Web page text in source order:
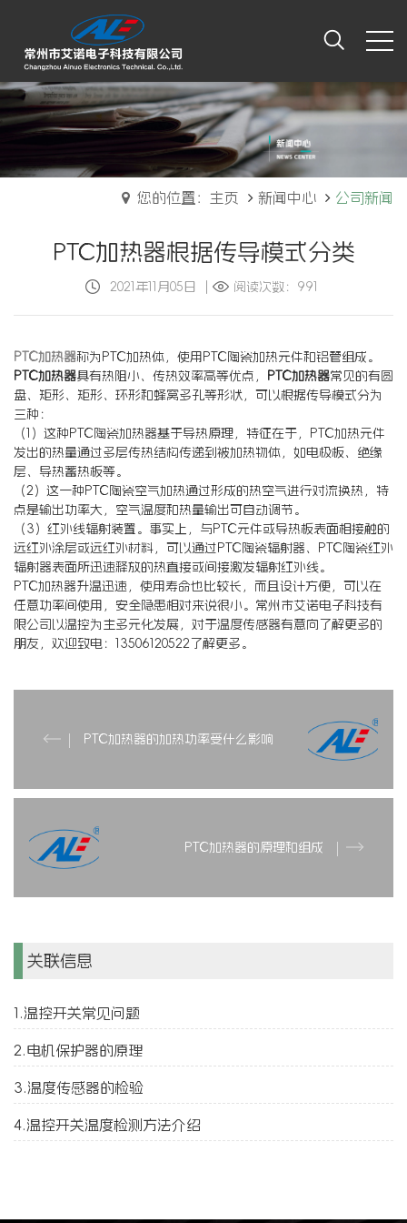
您的位置：主页 新闻中心 公司新闻
PTC加热器根据传导模式分类
2021年11月05日 阅读次数：991
PTC加热器称为PTC加热体，使用PTC陶瓷加热元件和铝管组成。
PTC加热器具有热阻小、传热效率高等优点， PTC加热器常见的有圆
盘、矩形、矩形、环形和蜂窝多孔等形状，可以根据传导模式分为
三种：
（1）这种PTC陶瓷加热器基于导热原理，特征在于，PTC加热元件
发出的热量通过多层传热结构传递到被加热物体，如电极板、绝缘
层、导热蓄热板等。
（2）这一种PTC陶瓷空气加热通过形成的热空气进行对流换热，特
点是输出功率大，空气温度和热量输出可自动调节。
（3）红外线辐射装置。事实上，与PTC元件或导热板表面相接触的
远红外涂层或远红外材料，可以通过PTC陶瓷辐射器、PTC陶瓷红外
辐射器表面所迅速释放的热直接或间接激发辐射红外线。
PTC加热器升温迅速，使用寿命也比较长，而且设计方便，可以在
任意功率间使用，安全隐患相对来说很小。常州市艾诺电子科技有
限公司以温控为主多元化发展，对于温度传感器有意向了解更多的
朋友，欢迎致电：13506120522了解更多。
PTC加热器的加热功率受什么影响
PTC加热器的原理和组成
关联信息
1.温控开关常见问题
2.电机保护器的原理
3.温度传感器的检验
4.温控开关温度检测方法介绍